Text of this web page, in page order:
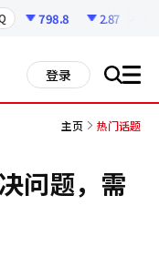
798.8 2.87
登录 搜 all
主页 热门话题
问题，需